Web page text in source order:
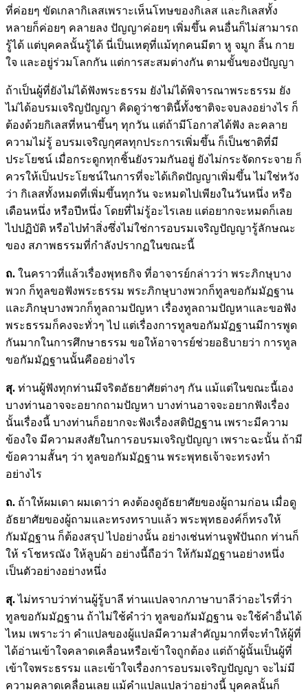
ที่ค่อยๆ ขัดเกลากิเลสเพราะเห็นโทษของกิเลส และกิเลสทั้ง
หลายก็ค่อยๆ คลายลง ปัญญาค่อยๆ เพิ่มขึ้น คนอื่นก็ไม่สามารถ
รู้ได้ แต่บุคคลนั้นรู้ได้ นี่เป็นเหตุที่แม้ทุกคนมีตา หู จมูก ลิ้น กาย
ใจ และอยู่ร่วมโลกกัน แต่การสะสมต่างกัน ตามขั้นของปัญญา
ถ้าเป็นผู้ที่ยังไม่ได้ฟังพระธรรม ยังไม่ได้พิจารณาพระธรรม ยัง
ไม่ได้อบรมเจริญปัญญา คิดดูว่าชาตินี้ทั้งชาติจะจบลงอย่างไร ก็
ต้องด้วยกิเลสที่หนาขึ้นๆ ทุกวัน แต่ถ้ามีโอกาสได้ฟัง ละคลาย
ความไม่รู้ อบรมเจริญกุศลทุกประการเพิ่มขึ้น ก็เป็นชาติที่มี
ประโยชน์ เมื่อกระดูกทุกชิ้นยังรวมกันอยู่ ยังไม่กระจัดกระจาย ก็
ควรให้เป็นประโยชน์ในการที่จะได้เกิดปัญญาเพิ่มขึ้น ไม่ใช่หวัง
ว่า กิเลสทั้งหมดที่เพิ่มขึ้นทุกวัน จะหมดไปเพียงในวันหนึ่ง หรือ
เดือนหนึ่ง หรือปีหนึ่ง โดยที่ไม่รู้อะไรเลย แต่อยากจะหมดก็เลย
ไปปฏิบัติ หรือไปทำสิ่งซึ่งไม่ใช่การอบรมเจริญปัญญารู้ลักษณะ
ของ สภาพธรรมที่กำลังปรากฏในขณะนี้
ถ. ในคราวที่แล้วเรื่องพุทธกิจ ที่อาจารย์กล่าวว่า พระภิกษุบาง
พวก ก็ทูลขอฟังพระธรรม พระภิกษุบางพวกก็ทูลขอกัมมัฏฐาน
และภิกษุบางพวกก็ทูลถามปัญหา เรื่องทูลถามปัญหาและขอฟัง
พระธรรมก็คงจะทั่วๆ ไป แต่เรื่องการทูลขอกัมมัฏฐานมีการพูด
กันมากในการศึกษาธรรม ขอให้อาจารย์ช่วยอธิบายว่า การทูล
ขอกัมมัฏฐานนั้นคืออย่างไร
สุ. ท่านผู้ฟังทุกท่านมีจริตอัธยาศัยต่างๆ กัน แม้แต่ในขณะนี้เอง
บางท่านอาจจะอยากถามปัญหา บางท่านอาจจะอยากฟังเรื่อง
นั้นเรื่องนี้ บางท่านก็อยากจะฟังเรื่องสติปัฏฐาน เพราะมีความ
ข้องใจ มีความสงสัยในการอบรมเจริญปัญญา เพราะฉะนั้น ถ้ามี
ข้อความสั้นๆ ว่า ทูลขอกัมมัฏฐาน พระพุทธเจ้าจะทรงทำ
อย่างไร
ถ. ถ้าให้ผมเดา ผมเดาว่า คงต้องดูอัธยาศัยของผู้ถามก่อน เมื่อดู
อัธยาศัยของผู้ถามและทรงทราบแล้ว พระพุทธองค์ก็ทรงให้
กัมมัฏฐาน ก็ต้องสรุป ไปอย่างนั้น อย่างเช่นท่านจูฬปันถก ท่านก็
ให้ รโชหรณัง ให้ลูบผ้า อย่างนี้ถือว่า ให้กัมมัฏฐานอย่างหนึ่ง
เป็นตัวอย่างอย่างหนึ่ง
สุ.ไม่ทราบว่าท่านผู้รู้บาลี ท่านแปลจากภาษาบาลีว่าอะไรที่ว่า
ทูลขอกัมมัฏฐาน ถ้าไม่ใช้คำว่า ทูลขอกัมมัฏฐาน จะใช้คำอื่นได้
ไหม เพราะว่า คำแปลของผู้แปลมีความสำคัญมากที่จะทำให้ผู้ที่
ได้อ่านเข้าใจคลาดเคลื่อนหรือเข้าใจถูกต้อง แต่ถ้าผู้นั้นเป็นผู้ที่
เข้าใจพระธรรม และเข้าใจเรื่องการอบรมเจริญปัญญา จะไม่มี
ความคลาดเคลื่อนเลย แม้คำแปลแปลว่าอย่างนี้ บุคคลนั้นก็